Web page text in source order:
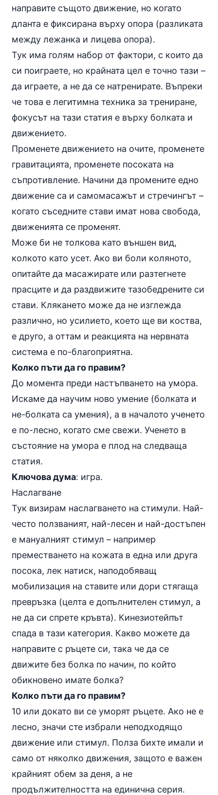
направите същото движение, но когато
дланта е фиксирана върху опора (разликата
между лежанка и лицева опора).
Тук има голям набор от фактори, с които да
си поиграете, но крайната цел е точно тази –
да играете, а не да се натренирате. Въпреки
че това е легитимна техника за трениране,
фокусът на тази статия е върху болката и
движението.
Променете движението на очите, променете
гравитацията, променете посоката на
съпротивление. Начини да промените едно
движение са и самомасажът и стречингът –
когато съседните стави имат нова свобода,
движенията се променят.
Може би не толкова като външен вид,
колкото като усет. Ако ви боли коляното,
опитайте да масажирате или разтегнете
прасците и да раздвижите тазобедрените си
стави. Клякането може да не изглежда
различно, но усилието, което ще ви коства,
е друго, а оттам и реакцията на нервната
система е по-благоприятна.
Колко пъти да го правим?
До момента преди настъпването на умора.
Искаме да научим ново умение (болката и
не-болката са умения), а в началото ученето
е по-лесно, когато сме свежи. Ученето в
състояние на умора е плод на следваща
статия.
Ключова дума: игра.
Наслагване
Тук визирам наслагването на стимули. Най-
често ползваният, най-лесен и най-достъпен
е мануалният стимул – например
преместването на кожата в една или друга
посока, лек натиск, наподобяващ
мобилизация на ставите или дори стягаща
превръзка (целта е допълнителен стимул, а
не да си спрете кръвта). Кинезиотейпът
спада в тази категория. Какво можете да
направите с ръцете си, така че да се
движите без болка по начин, по който
обикновено имате болка?
Колко пъти да го правим?
10 или докато ви се уморят ръцете. Ако не е
лесно, значи сте избрали неподходящо
движение или стимул. Полза бихте имали и
само от няколко движения, защото е важен
крайният обем за деня, а не
продължителността на единична серия.